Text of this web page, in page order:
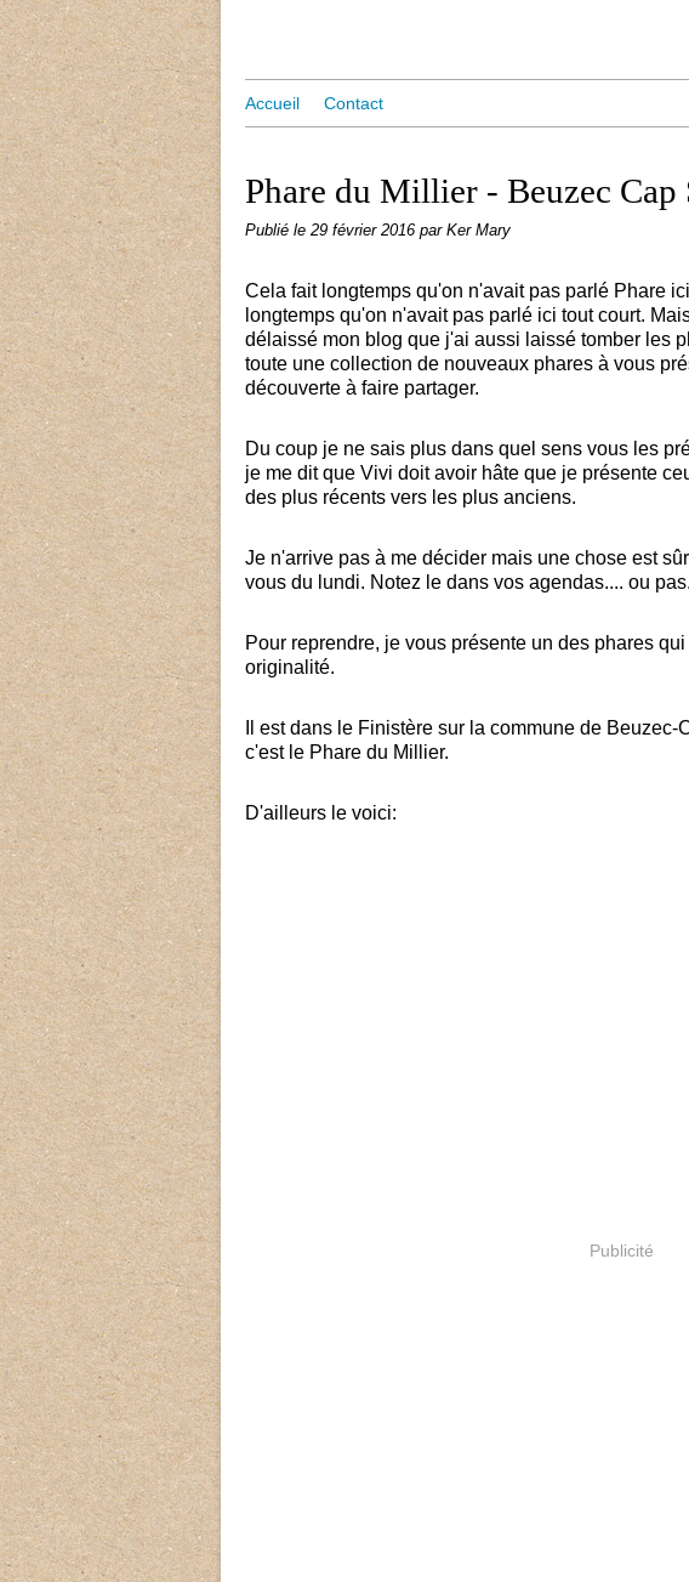
Accueil Contact
Phare du Millier - Beuzec Cap
Publié le 29 février 2016 par Ker Mary
Cela fait longtemps qu'on n'avait pas parlé Phare
longtemps qu'on n'avait pas parlé ici tout court.
délaissé mon blog que j'ai aussi laissé tomber les
toute une collection de nouveaux phares à vous
découverte à faire partager.
Du coup je ne sais plus dans quel sens vous les
je me dit que Vivi doit avoir hâte que je présente
des plus récents vers les plus anciens.
Je n'arrive pas à me décider mais une chose est
vous du lundi. Notez le dans vos agendas.... ou pas.
Pour reprendre, je vous présente un des phares
originalité.
Il est dans le Finistère sur la commune de
c'est le Phare du Millier.
D'ailleurs le voici:
Publicité